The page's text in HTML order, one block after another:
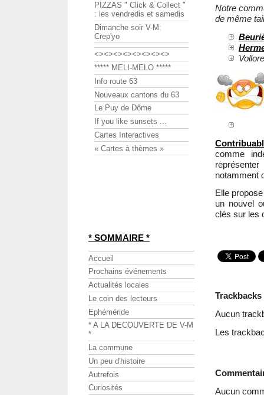
Notre
de même
comme
notamment
Elle
un nouvel
clés sur les
Trackbacks
Aucun
Les
Aucun
PIZZAS " Click & Collect "
: les vendredis et samedis
Dimanche soir V-M:
Crep'yo
<><><><><><><><>
***** MELI-MELO *****
Info route 63
Nouveaux cantons du 63
Le Puy de Dôme
If you like sunsets ...
Cartes Interactives
« Cartes à thèmes »
* SOMMAIRE *
Accueil
Prochains événements
Actualités locales
Le coin des lecteurs
Ephéméride
* A LA DECOUVERTE DE V-M
*
La commune
Un peu d'histoire
Autrefois
Curiosités